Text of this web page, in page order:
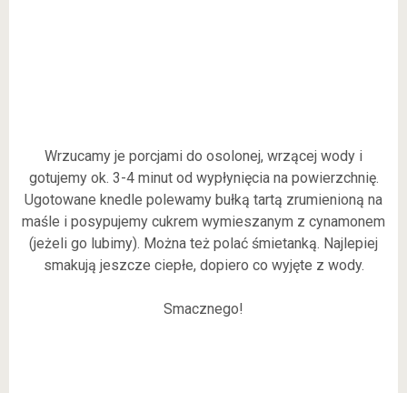
Wrzucamy je porcjami do osolonej, wrzącej wody i
gotujemy ok. 3-4 minut od wypłynięcia na powierzchnię.
Ugotowane knedle polewamy bułką tartą zrumienioną na
maśle i posypujemy cukrem wymieszanym z cynamonem
(jeżeli go lubimy). Można też polać śmietanką. Najlepiej
smakują jeszcze ciepłe, dopiero co wyjęte z wody.
Smacznego!